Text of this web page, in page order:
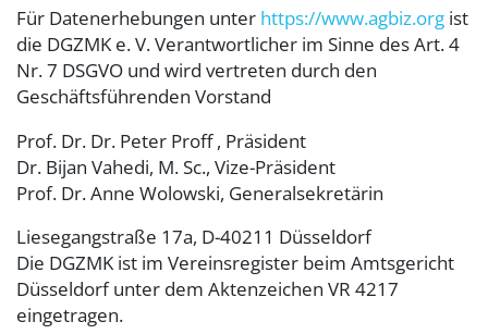
Für Datenerhebungen unter https://www.agbiz.org ist
die DGZMK e. V. Verantwortlicher im Sinne des Art. 4
Nr. 7 DSGVO und wird vertreten durch den
Geschäftsführenden Vorstand
Prof. Dr. Dr. Peter Proff , Präsident
Dr. Bijan Vahedi, M. Sc., Vize-Präsident
Prof. Dr. Anne Wolowski, Generalsekretärin
Liesegangstraße 17a, D-40211 Düsseldorf
Die DGZMK ist im Vereinsregister beim Amtsgericht
Düsseldorf unter dem Aktenzeichen VR 4217
eingetragen.